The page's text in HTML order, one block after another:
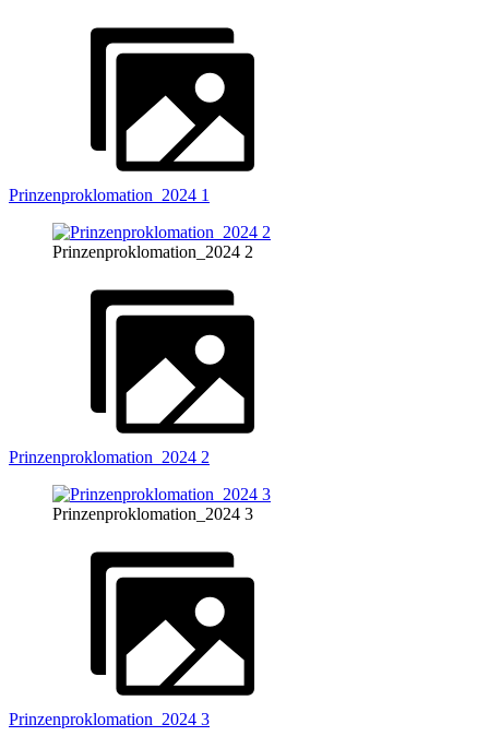
Prinzenproklomation_2024 1
Prinzenproklomation_2024 2
Prinzenproklomation_2024 2
Prinzenproklomation_2024 3
Prinzenproklomation_2024 3